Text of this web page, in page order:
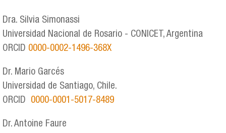
Dra. Silvia Simonassi
Universidad Nacional de Rosario - CONICET, Argentina
ORCID 0000-0002-1496-368X
Dr. Mario Garcés
Universidad de Santiago, Chile.
ORCID 0000-0001-5017-8489
Dr. Antoine Faure